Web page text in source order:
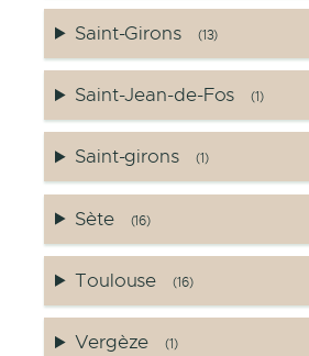
Saint-Girons (13)
Saint-Jean-de-Fos (1)
Saint-girons (1)
Sète (16)
Toulouse (16)
Vergèze (1)